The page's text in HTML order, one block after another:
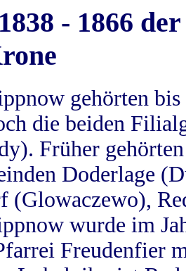
- 1866
gehörten
die beiden
Früher
Doderlage
(Glowaczewo),
wurde im
Freudenfier